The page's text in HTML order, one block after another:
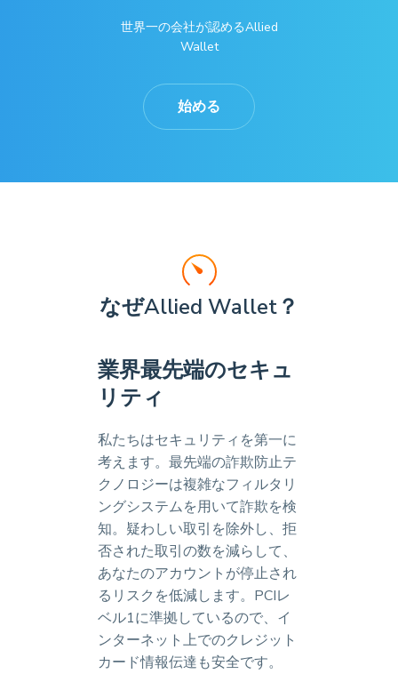
世界一の会社が認めるAllied
Wallet
始める
なぜAllied Wallet？
業界最先端のセキュ
リティ
私たちはセキュリティを第一に
考えます。最先端の詐欺防止テ
クノロジーは複雑なフィルタリ
ングシステムを用いて詐欺を検
知。疑わしい取引を除外し、拒
否された取引の数を減らして、
あなたのアカウントが停止され
るリスクを低減します。PCIレ
ベル1に準拠しているので、イ
ンターネット上でのクレジット
カード情報伝達も安全です。